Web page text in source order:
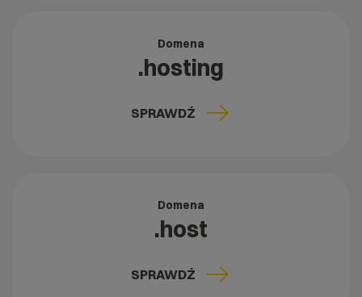
Domena
.hosting
SPRAWDŹ
Domena
.host
SPRAWDŹ